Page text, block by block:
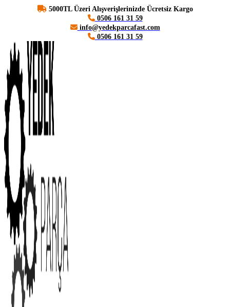
5000TL Üzeri Alışverişlerinizde Ücretsiz Kargo
0506 161 31 59
info@yedekparcafast.com
0506 161 31 59